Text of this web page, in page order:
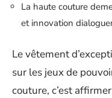
La haute couture
et innovation
Le vêtement
sur les jeux de
couture, c’est